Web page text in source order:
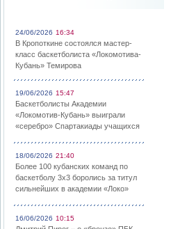
24/06/2026 16:34
В Кропоткине состоялся мастер-
класс баскетболиста «Локомотива-
Кубань» Темирова
19/06/2026 15:47
Баскетболисты Академии
«Локомотив-Кубань» выиграли
«серебро» Спартакиады учащихся
18/06/2026 21:40
Более 100 кубанских команд по
баскетболу 3х3 боролись за титул
сильнейших в академии «Локо»
16/06/2026 10:15